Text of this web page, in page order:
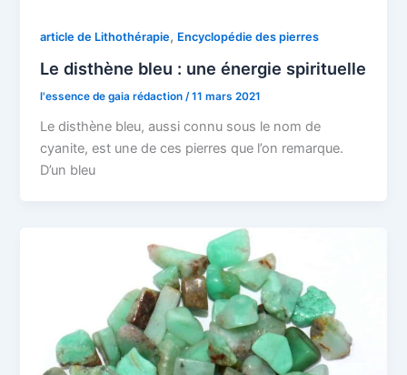
article de Lithothérapie, Encyclopédie des pierres
Le disthène bleu : une énergie spirituelle
l'essence de gaia rédaction/11 mars 2021
Le disthène bleu, aussi connu sous le nom de
cyanite, est une de ces pierres que l’on remarque.
D’un bleu